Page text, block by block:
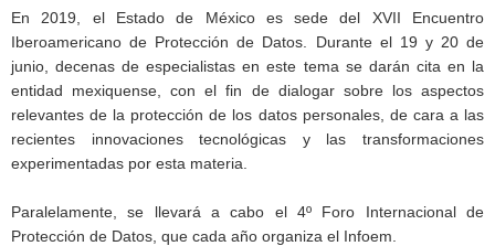
En 2019, el Estado de México es sede del XVII Encuentro
Iberoamericano de Protección de Datos. Durante el 19 y 20 de
junio, decenas de especialistas en este tema se darán cita en la
entidad mexiquense, con el fin de dialogar sobre los aspectos
relevantes de la protección de los datos personales, de cara a las
recientes innovaciones tecnológicas y las transformaciones
experimentadas por esta materia.
Paralelamente, se llevará a cabo el 4º Foro Internacional de
Protección de Datos, que cada año organiza el Infoem.